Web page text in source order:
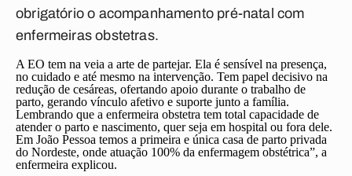
obrigatório o acompanhamento pré-natal com
enfermeiras obstetras.
A EO tem na veia a arte de partejar. Ela é sensível na presença,
no cuidado e até mesmo na intervenção. Tem papel decisivo na
redução de cesáreas, ofertando apoio durante o trabalho de
parto, gerando vínculo afetivo e suporte junto a família.
Lembrando que a enfermeira obstetra tem total capacidade de
atender o parto e nascimento, quer seja em hospital ou fora dele.
Em João Pessoa temos a primeira e única casa de parto privada
do Nordeste, onde atuação 100% da enfermagem obstétrica”, a
enfermeira explicou.